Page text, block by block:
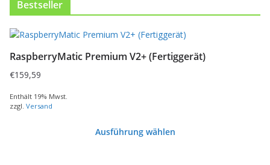
Bestseller
RaspberryMatic Premium V2+ (Fertiggerät)
€159,59
Enthält 19% Mwst.
zzgl. Versand
Ausführung wählen